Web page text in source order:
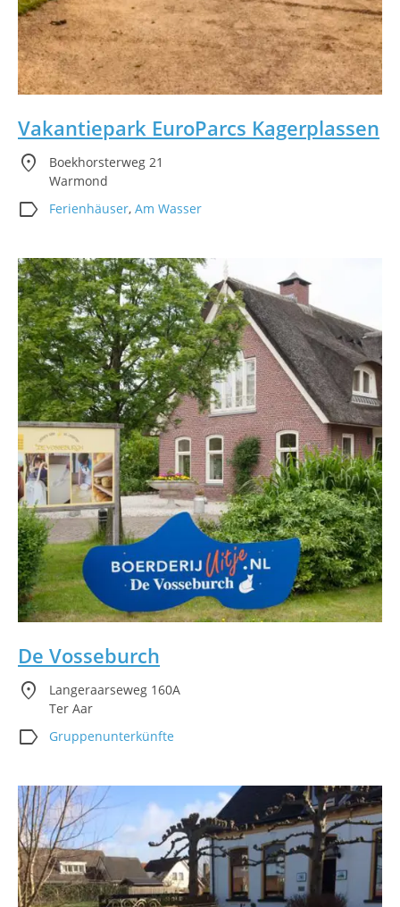
Vakantiepark EuroParcs Kagerplassen
location_on
Boekhorsterweg 21
Warmond
label Ferienhäuser, Am Wasser
De Vosseburch
location_on
Langeraarseweg 160A
Ter Aar
label Gruppenunterkünfte